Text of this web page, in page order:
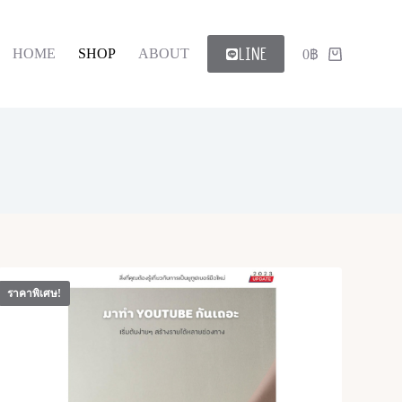
HOME SHOP ABOUT LINE
Shopping
0฿
ราคาพิเศษ!